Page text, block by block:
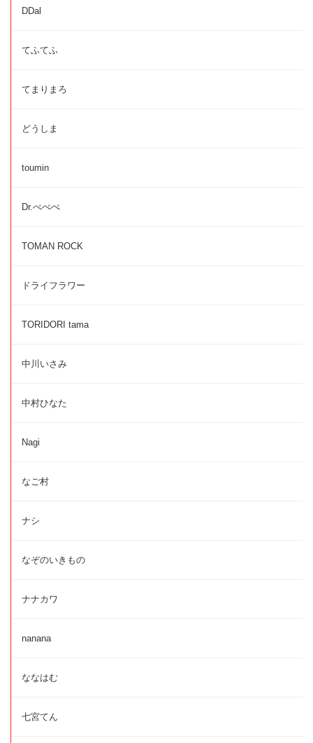
DDal
てふてふ
てまりまろ
どうしま
toumin
Dr.ぺぺぺ
TOMAN ROCK
ドライフラワー
TORIDORI tama
中川いさみ
中村ひなた
Nagi
なご村
ナシ
なぞのいきもの
ナナカワ
nanana
ななはむ
七宮てん